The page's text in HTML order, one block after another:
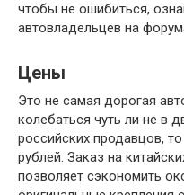
чтобы не ошибиться,
автовладельцев на
Цены
Это не самая дорогая
колебаться чуть ли не в
российских продавцов,
рублей. Заказ на
позволяет сэкономить